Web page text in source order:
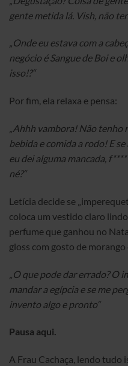
gente metida lá. Vish, não
„Onde eu estava com a
negócio é Sangue de Boi e
isso!?“
Por fim, ela relaxa e pensa:
„Ahhh vambora! Não tenho
bebida e comida a rodo! E
eu dei alguma mancada,
né?“
Letícia decide se
coloca um vestido claro
perfume que ganhou no
gloss com gosto de
„O que pode dar errado?
mandar a egípcia e se me
invento algo e pronto“
Pausa aqui.
A Frau Cachaça, lendo tudo